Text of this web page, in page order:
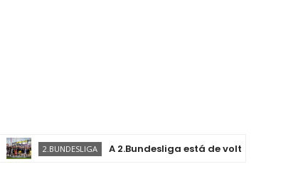
2.BUNDESLIGA A 2.Bundesliga está de volta, com novas e